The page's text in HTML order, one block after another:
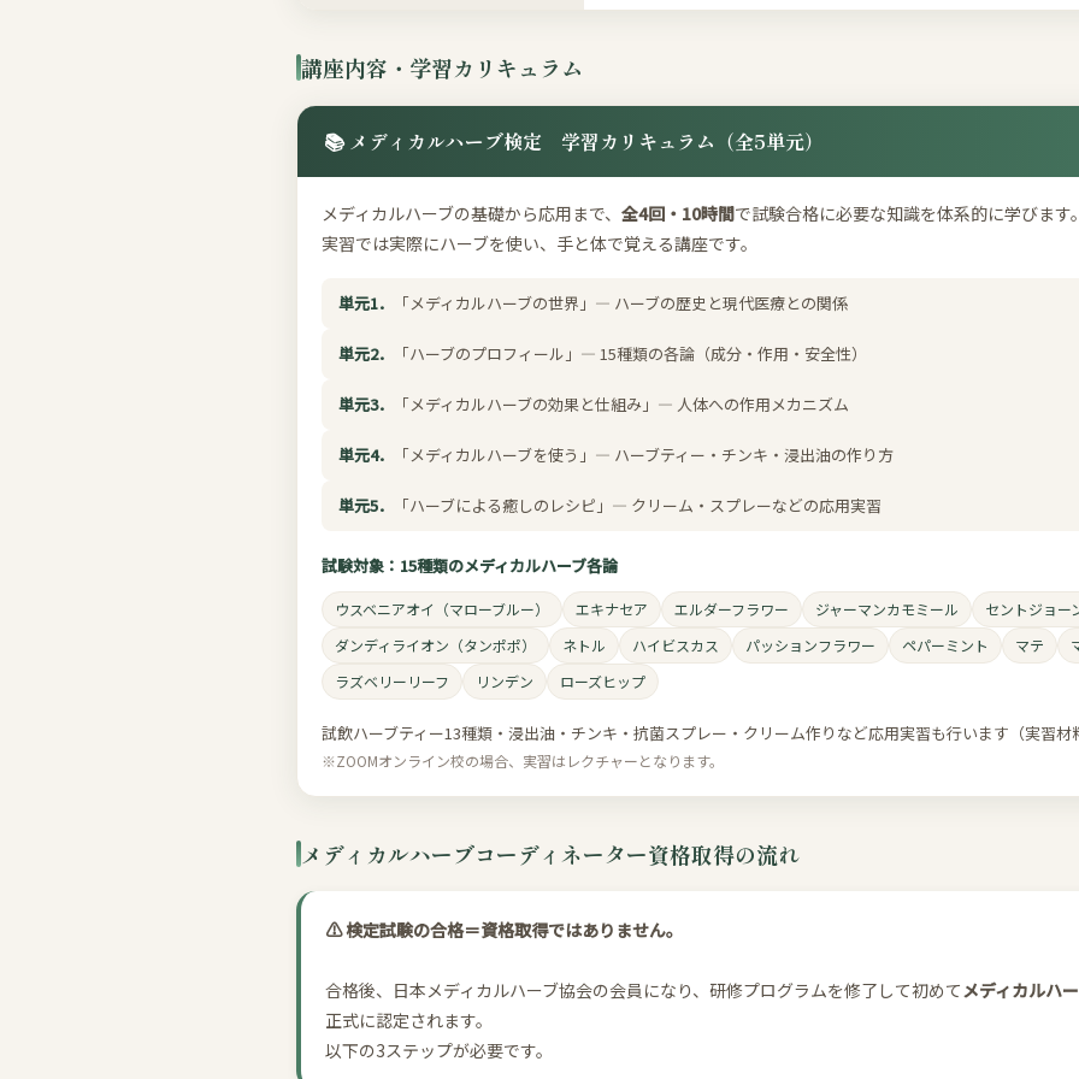
講座内容・学習カリキュラム
📚 メディカルハーブ検定 学習カリキュラム（全5単元）
メディカルハーブの基礎から応用まで、 全4回・10時間で試験合格に必要な知識を体系的に学びます
実習では実際にハーブを使い、手と体で覚える講座です。
単元1． 「メディカルハーブの世界」― ハーブの歴史と現代医療との関係
単元2． 「ハーブのプロフィール」― 15種類の各論（成分・作用・安全性）
単元3． 「メディカルハーブの効果と仕組み」― 人体への作用メカニズム
単元4． 「メディカルハーブを使う」― ハーブティー・チンキ・浸出油の作り方
単元5． 「ハーブによる癒しのレシピ」― クリーム・スプレーなどの応用実習
試験対象：15種類のメディカルハーブ各論
ウスベニアオイ（マローブルー） エキナセア エルダーフラワー ジャーマンカモミール
セントジョー
ダンディライオン（タンポポ）
ネトル ハイビスカス パッションフラワー ペパーミント マテ
ラズベリーリーフ
リンデン ローズヒップ
試飲ハーブティー13種類・浸出油・チンキ・抗菌スプレー・クリーム作りなど応用実習も行います（実習材
※ZOOMオンライン校の場合、実習はレクチャーとなります。
メディカルハーブコーディネーター資格取得の流れ
⚠️ 検定試験の合格＝資格取得ではありません。
合格後、日本メディカルハーブ協会の会員になり、研修プログラムを修了して初めてメディカルハ
正式に認定されます。
以下の3ステップが必要です。